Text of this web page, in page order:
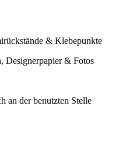
& Klebepunkte
Designerpapier & Fotos
an der benutzten Stelle